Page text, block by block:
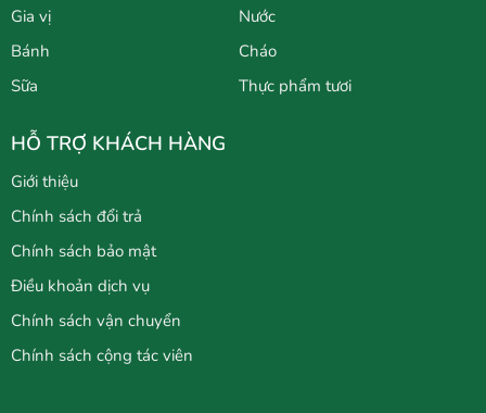
Gia vị
Nước
Bánh
Cháo
Sữa
Thực phẩm tươi
HỖ TRỢ KHÁCH HÀNG
Giới thiệu
Chính sách đổi trả
Chính sách bảo mật
Điều khoản dịch vụ
Chính sách vận chuyển
Chính sách cộng tác viên